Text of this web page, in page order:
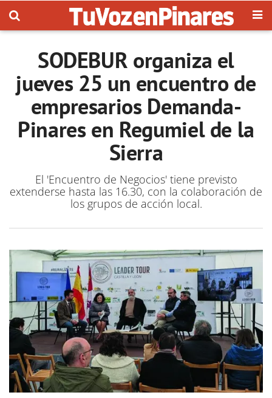
SODEBUR organiza el
jueves 25 un encuentro de
empresarios Demanda-
Pinares en Regumiel de la
Sierra
El 'Encuentro de Negocios' tiene previsto
extenderse hasta las 16.30, con la colaboración de
los grupos de acción local.